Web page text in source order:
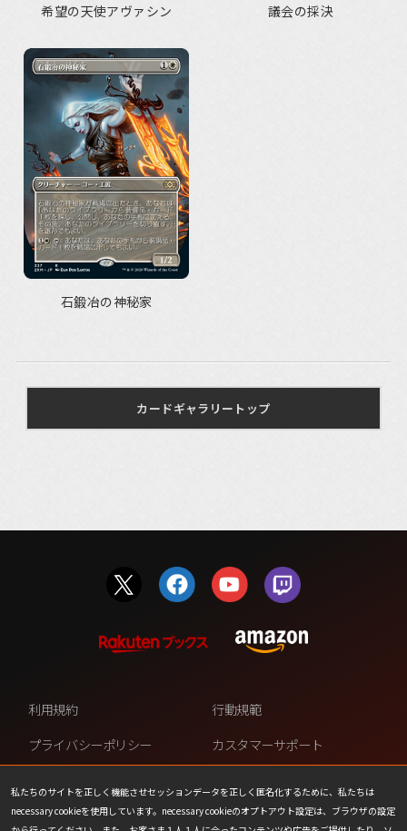
希望の天使アヴァシン 議会の採決
石鍛冶の神秘家
カードギャラリートップ
私たちのサイトを正しく機能させセッションデータを正しく匿名化するために、私たちは
necessary cookieを使用しています。necessary cookieのオプトアウト設定は、ブラウザの設定
利用規約
行動規範
プライバシーポリシー
カスタマーサポート
ない